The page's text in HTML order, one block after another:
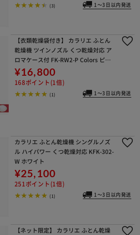
(3) 1～3日以内発送
【衣類乾燥袋付き】 カラリエ ふとん
乾燥機 ツインノズル くつ乾燥対応 ア
ロマケース付 FK-RW2-P Colors ピン
ク
¥16,800
168ポイント(1倍)
(1) 1～3日以内発送
カラリエ ふとん乾燥機 シングルノズ
ル ハイパワー くつ乾燥対応 KFK-302-
W ホワイト
¥25,100
251ポイント(1倍)
(1) 1～3日以内発送
【ネット限定】 カラリエ ふとん乾燥